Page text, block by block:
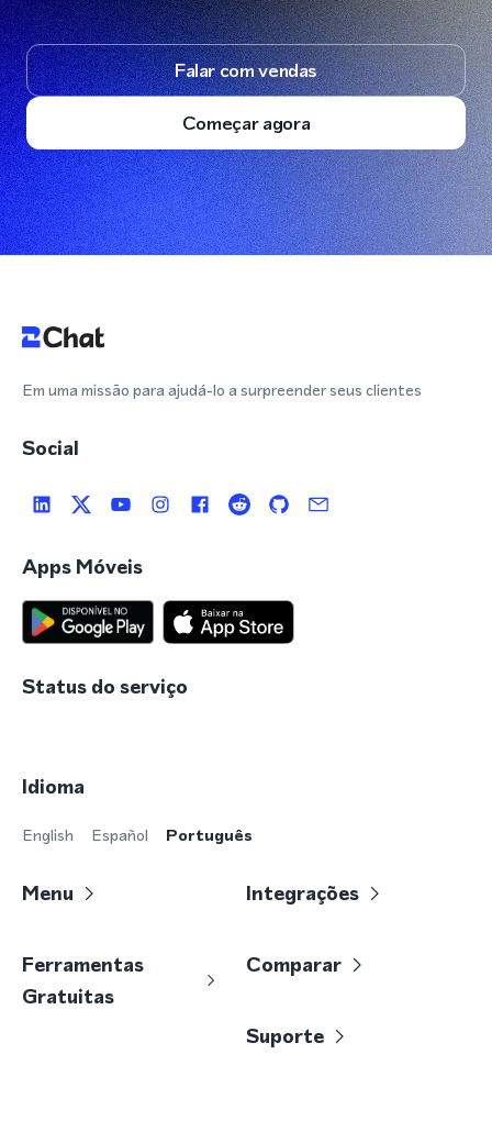
Falar com vendas
Começar agora
Em uma missão para ajudá-lo a surpreender seus clientes
Social
Apps Móveis
Status do serviço
Idioma
English Español Português
Menu Integrações
Ferramentas
Gratuitas
Comparar
Suporte